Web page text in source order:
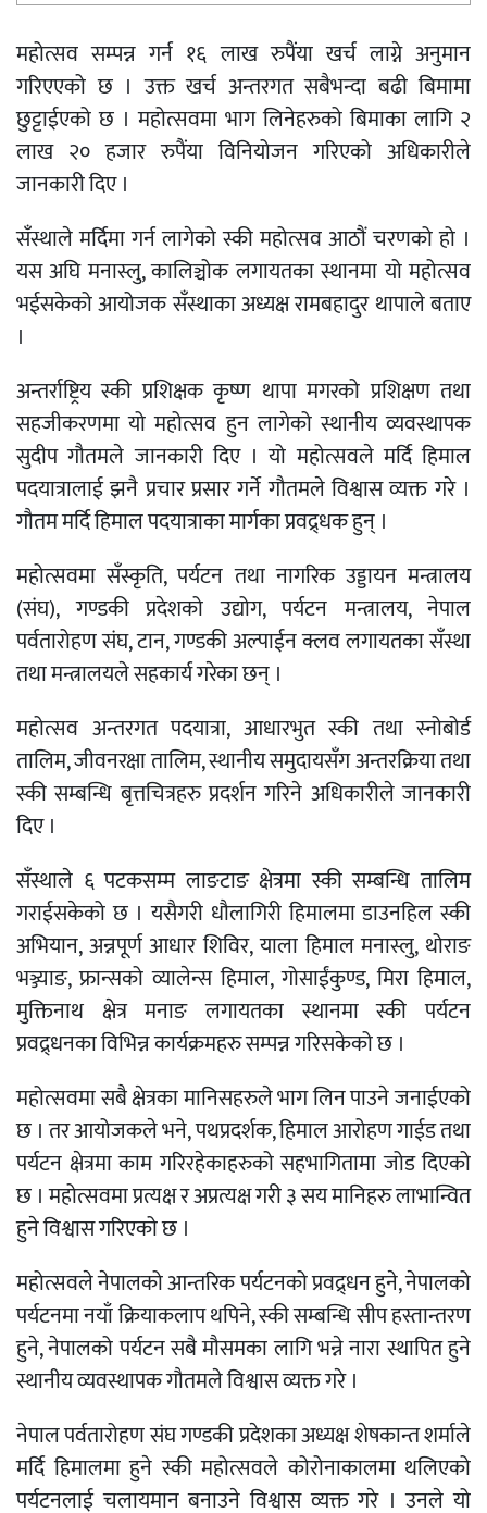
महोत्सव सम्पन्न गर्न १६ लाख रुपैंया खर्च लाग्ने अनुमान
गरिएएको छ । उक्त खर्च अन्तरगत सबैभन्दा बढी बिमामा
छुट्टाईएको छ । महोत्सवमा भाग लिनेहरुको बिमाका लागि २
लाख २० हजार रुपैंया विनियोजन गरिएको अधिकारीले
जानकारी दिए ।
सँस्थाले मर्दिमा गर्न लागेको स्की महोत्सव आठौं चरणको हो ।
यस अघि मनास्लु, कालिञ्चोक लगायतका स्थानमा यो महोत्सव
भईसकेको आयोजक सँस्थाका अध्यक्ष रामबहादुर थापाले बताए
।
अन्तर्राष्ट्रिय स्की प्रशिक्षक कृष्ण थापा मगरको प्रशिक्षण तथा
सहजीकरणमा यो महोत्सव हुन लागेको स्थानीय व्यवस्थापक
सुदीप गौतमले जानकारी दिए । यो महोत्सवले मर्दि हिमाल
पदयात्रालाई झनै प्रचार प्रसार गर्ने गौतमले विश्वास व्यक्त गरे ।
गौतम मर्दि हिमाल पदयात्राका मार्गका प्रवद्र्धक हुन् ।
महोत्सवमा सँस्कृति, पर्यटन तथा नागरिक उड्डायन मन्त्रालय
(संघ), गण्डकी प्रदेशको उद्योग, पर्यटन मन्त्रालय, नेपाल
पर्वतारोहण संघ, टान, गण्डकी अल्पाईन क्लव लगायतका सँस्था
तथा मन्त्रालयले सहकार्य गरेका छन् ।
महोत्सव अन्तरगत पदयात्रा, आधारभुत स्की तथा स्नोबोर्ड
तालिम, जीवनरक्षा तालिम, स्थानीय समुदायसँग अन्तरक्रिया तथा
स्की सम्बन्धि बृत्तचित्रहरु प्रदर्शन गरिने अधिकारीले जानकारी
दिए ।
सँस्थाले ६ पटकसम्म लाङटाङ क्षेत्रमा स्की सम्बन्धि तालिम
गराईसकेको छ । यसैगरी धौलागिरी हिमालमा डाउनहिल स्की
अभियान, अन्नपूर्ण आधार शिविर, याला हिमाल मनास्लु, थोराङ
भञ्ज्याङ, फ्रान्सको व्यालेन्स हिमाल, गोसाईंकुण्ड, मिरा हिमाल,
मुक्तिनाथ क्षेत्र मनाङ लगायतका स्थानमा स्की पर्यटन
प्रवद्र्धनका विभिन्न कार्यक्रमहरु सम्पन्न गरिसकेको छ ।
महोत्सवमा सबै क्षेत्रका मानिसहरुले भाग लिन पाउने जनाईएको
छ । तर आयोजकले भने, पथप्रदर्शक, हिमाल आरोहण गाईड तथा
पर्यटन क्षेत्रमा काम गरिरहेकाहरुको सहभागितामा जोड दिएको
छ । महोत्सवमा प्रत्यक्ष र अप्रत्यक्ष गरी ३ सय मानिहरु लाभान्वित
हुने विश्वास गरिएको छ ।
महोत्सवले नेपालको आन्तरिक पर्यटनको प्रवद्र्धन हुने, नेपालको
पर्यटनमा नयाँ क्रियाकलाप थपिने, स्की सम्बन्धि सीप हस्तान्तरण
हुने, नेपालको पर्यटन सबै मौसमका लागि भन्ने नारा स्थापित हुने
स्थानीय व्यवस्थापक गौतमले विश्वास व्यक्त गरे ।
नेपाल पर्वतारोहण संघ गण्डकी प्रदेशका अध्यक्ष शेषकान्त शर्माले
मर्दि हिमालमा हुने स्की महोत्सवले कोरोनाकालमा थलिएको
पर्यटनलाई चलायमान बनाउने विश्वास व्यक्त गरे । उनले यो